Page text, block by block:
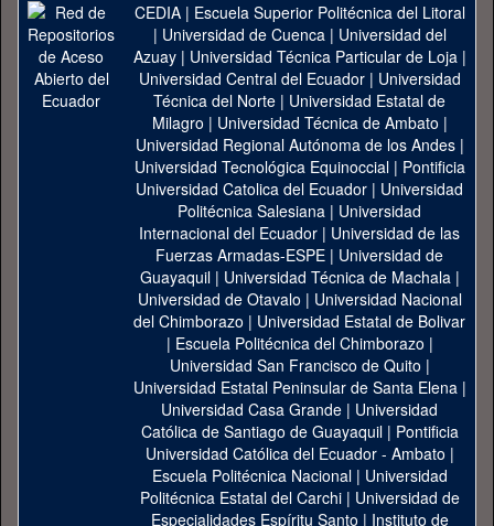
CEDIA| Escuela Superior Politécnica del Litoral
| Universidad de Cuenca| Universidad del
Azuay| Universidad Técnica Particular de Loja|
Universidad Central del Ecuador| Universidad
Técnica del Norte | Universidad Estatal de
Milagro | Universidad Técnica de Ambato |
Universidad Regional Autónoma de los Andes|
Universidad Tecnológica Equinoccial| Pontificia
Universidad Catolica del Ecuador | Universidad
Politécnica Salesiana | Universidad
Internacional del Ecuador | Universidad de las
Fuerzas Armadas-ESPE | Universidad de
Guayaquil| Universidad Técnica de Machala|
Universidad de Otavalo | Universidad Nacional
del Chimborazo | Universidad Estatal de Bolivar
| Escuela Politécnica del Chimborazo |
Universidad San Francisco de Quito |
Universidad Estatal Peninsular de Santa Elena|
Universidad Casa Grande | Universidad
Católica de Santiago de Guayaquil| Pontificia
Universidad Católica del Ecuador - Ambato |
Escuela Politécnica Nacional| Universidad
Politécnica Estatal del Carchi| Universidad de
Especialidades Espíritu Santo | Instituto de